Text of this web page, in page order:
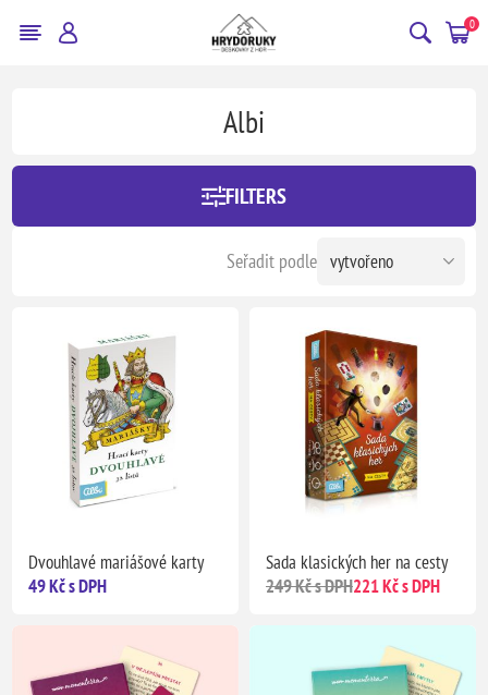
0
Albi
FILTERS
Seřadit podle
Dvouhlavé mariášové karty
49 Kč s DPH
Sada klasických her na cesty
249 Kč s DPH221 Kč s DPH